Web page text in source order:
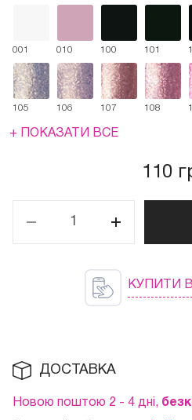
001 010 100 101
105 106 107 108
+ ПОКАЗАТИ ВСЕ
110
КУПИТИ
ДОСТАВКА
Новою поштою 2 - 4 дні,